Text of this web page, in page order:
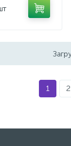
1 2